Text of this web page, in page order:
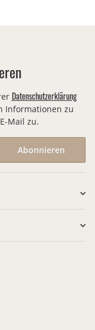
Datenschutzerklärung
Informationen zu
Mail zu.
Abonnieren